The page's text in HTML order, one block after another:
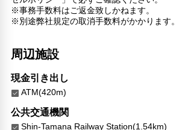
※事務手数料はご返金致しかねます。
※別途弊社規定の取消手数料がかかります。
周辺施設
現金引き出し
ATM(420m)
公共交通機関
Shin-Tamana Railway Station(1.54km)